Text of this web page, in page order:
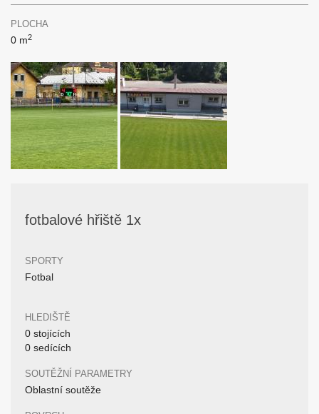
PLOCHA
0 m2
fotbalové hřiště 1x
SPORTY
Fotbal
HLEDIŠTĚ
0 stojících
0 sedících
SOUTĚŽNÍ PARAMETRY
Oblastní soutěže